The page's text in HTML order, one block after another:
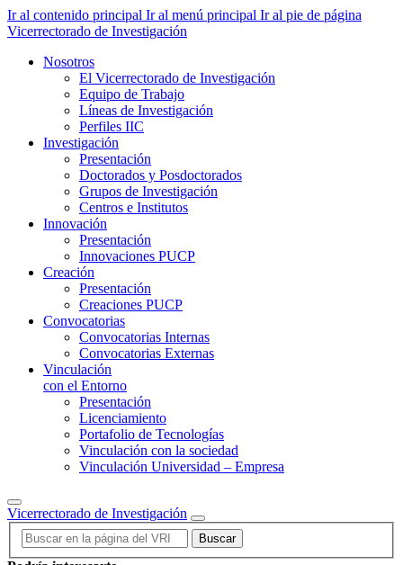
Ir al contenido principal Ir al menú principal Ir al pie de página
Vicerrectorado de Investigación
Nosotros
El Vicerrectorado de Investigación
Equipo de Trabajo
Líneas de Investigación
Perfiles IIC
Investigación
Presentación
Doctorados y Posdoctorados
Grupos de Investigación
Centros e Institutos
Innovación
Presentación
Innovaciones PUCP
Creación
Presentación
Creaciones PUCP
Convocatorias
Convocatorias Internas
Convocatorias Externas
Vinculación
con el Entorno
Presentación
Licenciamiento
Portafolio de Tecnologías
Vinculación con la sociedad
Vinculación Universidad – Empresa
Vicerrectorado de Investigación
Buscar